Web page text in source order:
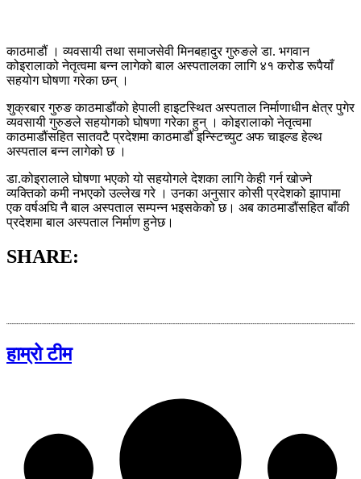
काठमाडौं । व्यवसायी तथा समाजसेवी मिनबहादुर गुरुङले डा. भगवान
कोइरालाको नेतृत्वमा बन्न लागेको बाल अस्पतालका लागि ४१ करोड रूपैयाँ
सहयोग घोषणा गरेका छन् ।
शुक्रबार गुरुङ काठमाडौंको हेपाली हाइटस्थित अस्पताल निर्माणाधीन क्षेत्र पुगेर
व्यवसायी गुरुङले सहयोगको घोषणा गरेका हुन् । कोइरालाको नेतृत्वमा
काठमाडौंसहित सातवटै प्रदेशमा काठमाडौं इन्स्टिच्युट अफ चाइल्ड हेल्थ
अस्पताल बन्न लागेको छ ।
डा.कोइरालाले घोषणा भएको यो सहयोगले देशका लागि केही गर्न खोज्ने
व्यक्तिको कमी नभएको उल्लेख गरे । उनका अनुसार कोसी प्रदेशको झापामा
एक वर्षअघि नै बाल अस्पताल सम्पन्न भइसकेको छ। अब काठमाडौंसहित बाँकी
प्रदेशमा बाल अस्पताल निर्माण हुनेछ।
SHARE:
हाम्रो टीम